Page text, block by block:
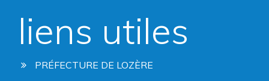
liens utiles
PRÉFECTURE DE LOZÈRE